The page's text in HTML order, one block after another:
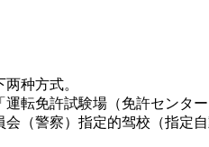
种方式。
運転免許試験場（免許センタ
会（警察）指定的驾校（指定